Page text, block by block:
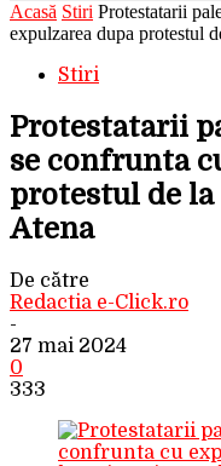
Acasă Stiri Protestatarii
expulzarea dupa protestul
Stiri
Protestatarii
se confrunta
protestul de
Atena
De către
Redactia e-Click.ro
-
27 mai 2024
0
333